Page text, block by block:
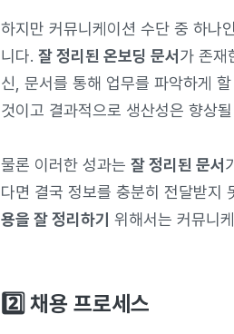
하지만 커뮤니케이션 수단 중 하나인
니다. 잘 정리된 온보딩 문서 가 존재
신, 문서를 통해 업무를 파악하게
것이고 결과적으로 생산성은 향상
물론 이러한 성과는 잘 정리된 문서
다면 결국 정보를 충분히 전달받지
용을 잘 정리하기 위해서는 커뮤니
2️⃣ 채용 프로세스